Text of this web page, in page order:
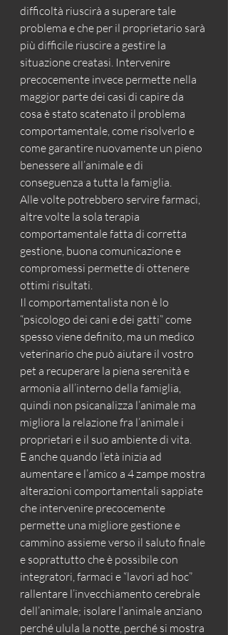
difficoltà riuscirà a superare tale
problema e che per il proprietario sarà
più difficile riuscire a gestire la
situazione creatasi. Intervenire
precocemente invece permette nella
maggior parte dei casi di capire da
cosa è stato scatenato il problema
comportamentale, come risolverlo e
come garantire nuovamente un pieno
benessere all’animale e di
conseguenza a tutta la famiglia.
Alle volte potrebbero servire farmaci,
altre volte la sola terapia
comportamentale fatta di corretta
gestione, buona comunicazione e
compromessi permette di ottenere
ottimi risultati.
Il comportamentalista non è lo
“psicologo dei cani e dei gatti” come
spesso viene definito, ma un medico
veterinario che può aiutare il vostro
pet a recuperare la piena serenità e
armonia all’interno della famiglia,
quindi non psicanalizza l’animale ma
migliora la relazione fra l’animale i
proprietari e il suo ambiente di vita.
E anche quando l’età inizia ad
aumentare e l’amico a 4 zampe mostra
alterazioni comportamentali sappiate
che intervenire precocemente
permette una migliore gestione e
cammino assieme verso il saluto finale
e soprattutto che è possibile con
integratori, farmaci e “lavori ad hoc”
rallentare l’invecchiamento cerebrale
dell’animale; isolare l’animale anziano
perché ulula la notte, perché si mostra